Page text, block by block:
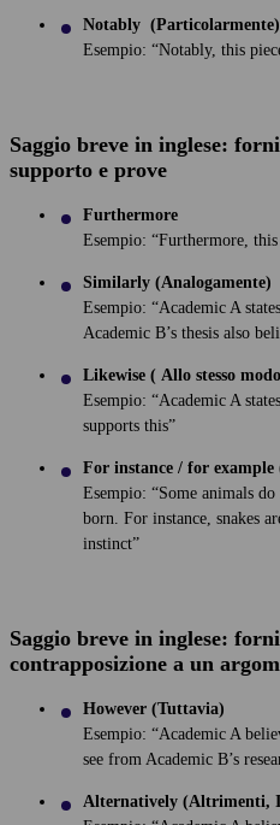
Notably (Particolarmente)
Esempio: “Notably, this
Saggio breve in inglese:
supporto e prove
Furthermore
Esempio: “Furthermore,
Similarly (Analogamente)
Esempio: “Academic A
Academic B’s thesis also
Likewise ( Allo stesso
Esempio: “Academic A
supports this”
For instance / for example
Esempio: “Some animals
born. For instance, snakes
instinct”
Saggio breve in inglese:
contrapposizione a un
However (Tuttavia)
Esempio: “Academic A
see from Academic B’s
Alternatively (Altrimenti,